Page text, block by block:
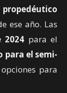
ese año. Las
2024 para el
para el semi-
para